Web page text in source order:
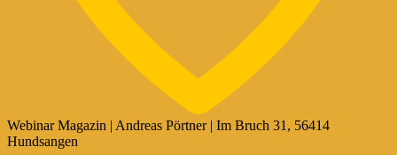
Webinar Magazin | Andreas Pörtner | Im Bruch 31, 56414
Hundsangen